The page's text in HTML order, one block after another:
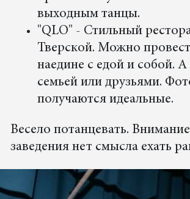
выходным танцы.
"QLO" - Стильный
Тверской. Можно
наедине с едой и собой.
семьей или друзьями.
получаются идеальные.
Весело потанцевать.
заведения нет смысла ехать